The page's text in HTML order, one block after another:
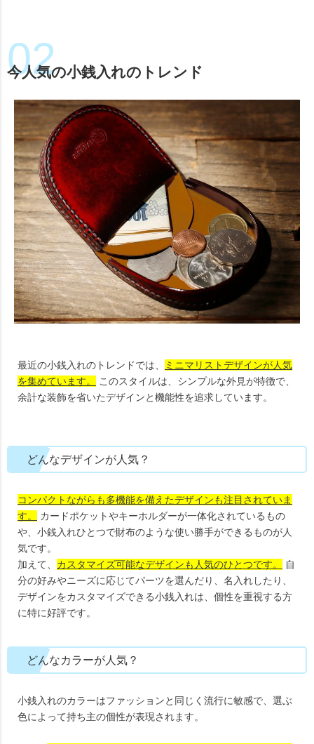
今人気の小銭入れのトレンド
最近の小銭入れのトレンドでは、
ミニマリストデザインが人気
を集めています。
このスタイルは、シンプルな外見が特徴で、
余計な装飾を省いたデザインと機能性を追求しています。
どんなデザインが人気？
コンパクトながらも多機能を備えたデザインも注目されていま
す。
カードポケットやキーホルダーが一体化されているもの
や、小銭入れひとつで財布のような使い勝手ができるものが人
気です。
加えて、 カスタマイズ可能なデザインも人気のひとつです。
自
分の好みやニーズに応じてパーツを選んだり、名入れしたり、
デザインをカスタマイズできる小銭入れは、個性を重視する方
に特に好評です。
どんなカラーが人気？
小銭入れのカラーはファッションと同じく流行に敏感で、選ぶ
色によって持ち主の個性が表現されます。